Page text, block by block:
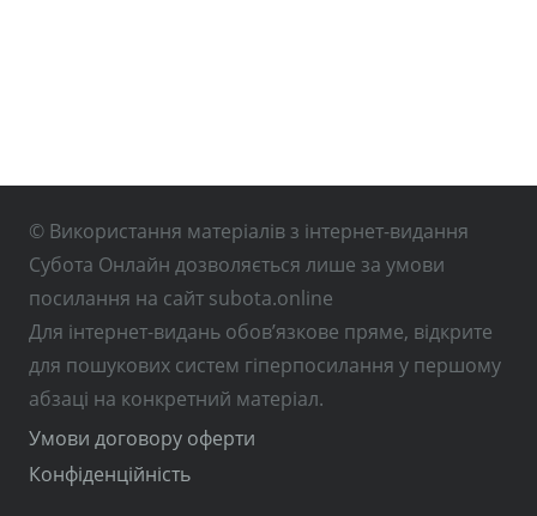
© Використання матеріалів з інтернет-видання
Субота Онлайн дозволяється лише за умови
посилання на сайт subota.online
Для інтернет-видань обов’язкове пряме, відкрите
для пошукових систем гіперпосилання у першому
абзаці на конкретний матеріал.
Умови договору оферти
Конфіденційність